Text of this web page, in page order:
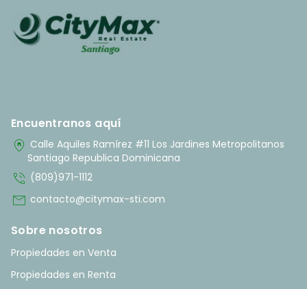
Encuentranos aquí
home_pin Calle Aquiles Ramírez #11 Los Jardines Metropolitanos
Santiago Republica Dominicana
phone_in_talk (809)971-1112
mail contacto@citymax-sti.com
Sobre nosotros
Propiedades en Venta
Propiedades en Renta